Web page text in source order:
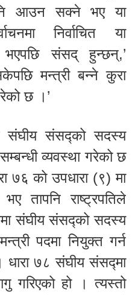
आउन सक्ने भए या
निर्वाचित या
भएपछि संसद् हुन्छन्,’
मन्त्री बन्ने कुरा
छ ।’
संघीय संसद्को सदस्य
व्यवस्था गरेको छ
७६ को उपधारा (९) मा
तापनि राष्ट्रपतिले
संघीय संसद्को सदस्य
पदमा नियुक्त गर्न
७८ संघीय संसद्मा
गरिएको हो । त्यस्तो